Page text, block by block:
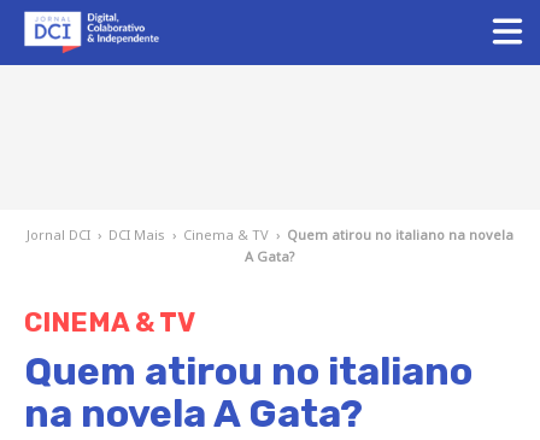
Jornal DCI › DCI Mais › Cinema & TV › Quem atirou no italiano na novela
A Gata?
CINEMA & TV
Quem atirou no italiano
na novela A Gata?